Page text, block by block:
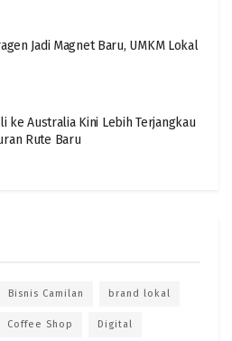
Jadi Magnet Baru, UMKM Lokal
ke Australia Kini Lebih Terjangkau
Rute Baru
Bisnis Camilan brand lokal
Coffee Shop Digital